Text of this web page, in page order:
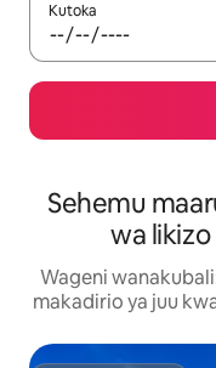
Kutoka
Sehemu
wa
Wageni
makadirio ya juu